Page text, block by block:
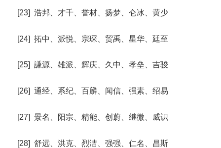
[23] 浩邦、才千、誉材、扬梦、仑冰、黄少
[24] 拓中、派悦、宗琛、贸禹、星华、廷至
[25] 謙源、雄派、辉庆、久中、孝垒、吉骏
[26] 通经、系纪、百麟、闻信、强素、绍易
[27] 景名、阳宗、精能、创蔚、继微、威识
[28] 舒远、洪克、烈洁、强强、仁名、昌斯